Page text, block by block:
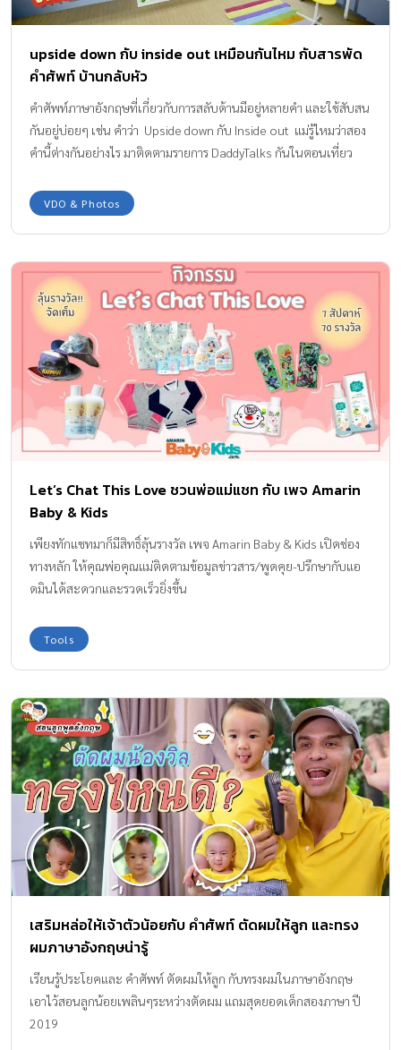
upside down กับ inside out เหมือนกันไหม กับสารพัด
คำศัพท์ บ้านกลับหัว
คำศัพท์ภาษาอังกฤษที่เกี่ยวกับการสลับด้านมีอยู่หลายคำ และใช้สับสน
กันอยู่บ่อยๆ เช่น คำว่า Upside down กับ Inside out แม่รู้ไหมว่าสอง
คำนี้ต่างกันอย่างไร มาติดตามรายการ DaddyTalks กันในตอนเที่ยว
VDO & Photos
Let’s Chat This Love ชวนพ่อแม่แชท กับ เพจ Amarin
Baby & Kids
เพียงทักแชทมาก็มีสิทธิ์ลุ้นรางวัล เพจ Amarin Baby & Kids เปิดช่อง
ทางหลัก ให้คุณพ่อคุณแม่ติดตามข้อมูลข่าวสาร/พูดคุย-ปรึกษากับแอ
ดมินได้สะดวกและรวดเร็วยิ่งขึ้น
Tools
เสริมหล่อให้เจ้าตัวน้อยกับ คำศัพท์ ตัดผมให้ลูก และทรง
ผมภาษาอังกฤษน่ารู้
เรียนรู้ประโยคและ คำศัพท์ ตัดผมให้ลูก กับทรงผมในภาษาอังกฤษ
เอาไว้สอนลูกน้อยเพลินๆระหว่างตัดผม แถมสุดยอดเด็กสองภาษา ปี
2019